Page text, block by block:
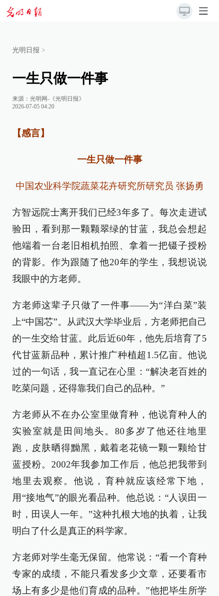
光明日报 >
一生只做一件事
来源： 光明网-《光明日报》
2026-07-05 04:20
【感言】
一生只做一件事
中国农业科学院蔬菜花卉研究所研究员 张扬勇
方智远院士离开我们已经3年多了。每次走进试
验田，看到那一颗颗翠绿的甘蓝，我总会想起
他端着一台老旧相机拍照、拿着一把镊子授粉
的背影。作为跟随了他20年的学生，我想说说
我眼中的方老师。
方老师这辈子只做了一件事——为“洋白菜”装
上“中国芯”。从武汉大学毕业后，方老师把自己
的一生交给甘蓝。此后近60年，他先后培育了5
代甘蓝新品种，累计推广种植超1.5亿亩。他说
过的一句话，我一直记在心里：“解决老百姓的
吃菜问题，还得靠我们自己的品种。”
方老师从不在办公室里做育种，他说育种人的
实验室就是田间地头。80多岁了他还往地里
跑，皮肤晒得黝黑，戴着老花镜一颗一颗给甘
蓝授粉。2002年我参加工作后，他总把我带到
地里去观察。他说，育种就应该经常下地，
用“接地气”的眼光看品种。他总说：“人误田一
时，田误人一年。”这种扎根大地的执着，让我
明白了什么是真正的科学家。
方老师对学生毫无保留。他常说：“看一个育种
专家的成绩，不能只看发多少文章，还要看市
场上有多少是他们育成的品种。”他把毕生所学